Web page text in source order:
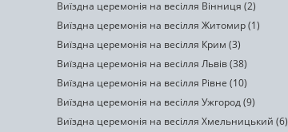
Виїздна церемонія на весілля Вінниця (2)
Виїздна церемонія на весілля Житомир (1)
Виїздна церемонія на весілля Крим (3)
Виїздна церемонія на весілля Львів (38)
Виїздна церемонія на весілля Рівне (10)
Виїздна церемонія на весілля Ужгород (9)
Виїздна церемонія на весілля Хмельницький (6)